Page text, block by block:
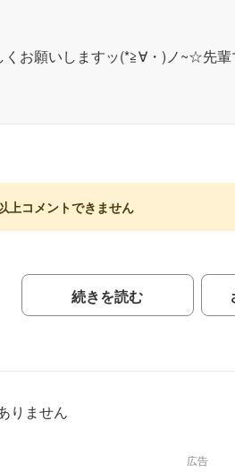
くお願いしますッ(*≧∀・)ノ~☆先
上コメントできません
続きを読む
りません
広告